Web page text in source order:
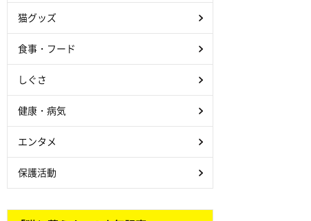
猫グッズ
食事・フード
しぐさ
健康・病気
エンタメ
保護活動